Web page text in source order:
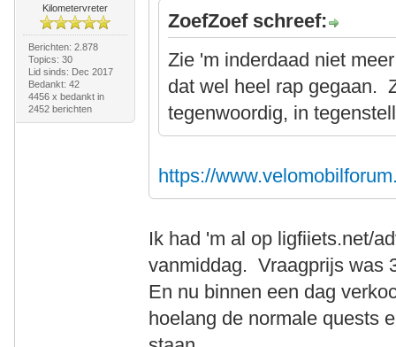
Kilometervreter
Berichten: 2.878
Topics: 30
Lid sinds: Dec 2017
Bedankt: 42
4456 x bedankt in
2452 berichten
ZoefZoef schreef:
Zie 'm inderdaad niet
dat wel heel rap gegaan.
tegenwoordig, in
https://
Ik had 'm al op ligfiiets.net/
vanmiddag. Vraagprijs was
En nu binnen een dag
hoelang de normale quests